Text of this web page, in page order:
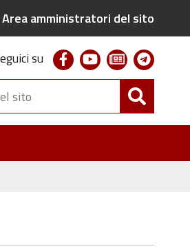
Area amministratori del sito
su facebookyoutubenewsletter
Cerca
nel
sito